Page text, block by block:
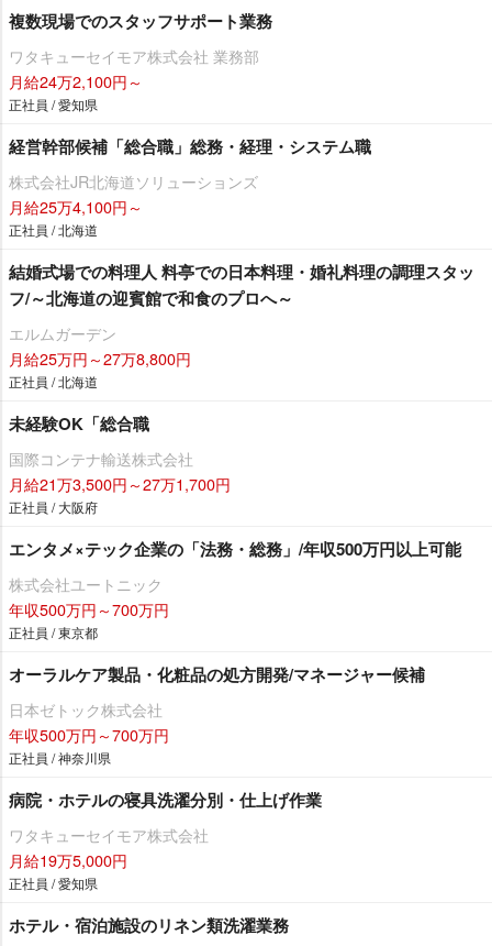
複数現場でのスタッフサポート業務
ワタキューセイモア株式会社 業務部
月給24万2,100円～
正社員 / 愛知県
経営幹部候補「総合職」総務・経理・システム職
株式会社JR北海道ソリューションズ
月給25万4,100円～
正社員 / 北海道
結婚式場での料理人 料亭での日本料理・婚礼料理の調理スタッ
フ/～北海道の迎賓館で和食のプロへ～
エルムガーデン
月給25万円～27万8,800円
正社員 / 北海道
未経験OK「総合職
国際コンテナ輸送株式会社
月給21万3,500円～27万1,700円
正社員 / 大阪府
エンタメ×テック企業の「法務・総務」/年収500万円以上可能
株式会社ユートニック
年収500万円～700万円
正社員 / 東京都
オーラルケア製品・化粧品の処方開発/マネージャー候補
日本ゼトック株式会社
年収500万円～700万円
正社員 / 神奈川県
病院・ホテルの寝具洗濯分別・仕上げ作業
ワタキューセイモア株式会社
月給19万5,000円
正社員 / 愛知県
ホテル・宿泊施設のリネン類洗濯業務